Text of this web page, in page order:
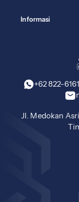
+62 822-
Jl. Medokan
Informasi